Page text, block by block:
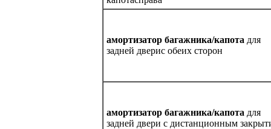
амортизатор багажника/капота для
задней дверис обеих сторон
амортизатор багажника/капота для
задней двери с дистанционным